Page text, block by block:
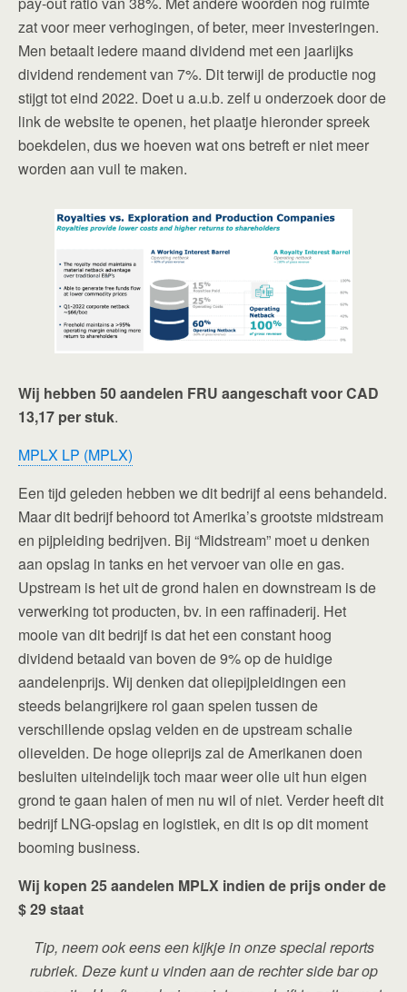
zat voor meer verhogingen, of beter, meer investeringen.
Men betaalt iedere maand dividend met een jaarlijks
dividend rendement van 7%. Dit terwijl de productie nog
stijgt tot eind 2022. Doet u a.u.b. zelf u onderzoek door de
link de website te openen, het plaatje hieronder spreek
boekdelen, dus we hoeven wat ons betreft er niet meer
worden aan vuil te maken.
Wij hebben 50 aandelen FRU aangeschaft voor CAD
13,17 per stuk.
MPLX LP (MPLX)
Een tijd geleden hebben we dit bedrijf al eens behandeld.
Maar dit bedrijf behoord tot Amerika’s grootste midstream
en pijpleiding bedrijven. Bij “Midstream” moet u denken
aan opslag in tanks en het vervoer van olie en gas.
Upstream is het uit de grond halen en downstream is de
verwerking tot producten, bv. in een raffinaderij. Het
mooie van dit bedrijf is dat het een constant hoog
dividend betaald van boven de 9% op de huidige
aandelenprijs. Wij denken dat oliepijpleidingen een
steeds belangrijkere rol gaan spelen tussen de
verschillende opslag velden en de upstream schalie
olievelden. De hoge olieprijs zal de Amerikanen doen
besluiten uiteindelijk toch maar weer olie uit hun eigen
grond te gaan halen of men nu wil of niet. Verder heeft dit
bedrijf LNG-opslag en logistiek, en dit is op dit moment
booming business.
Wij kopen 25 aandelen MPLX indien de prijs onder de
$ 29 staat
Tip, neem ook eens een kijkje in onze special reports
rubriek. Deze kunt u vinden aan de rechter side bar op